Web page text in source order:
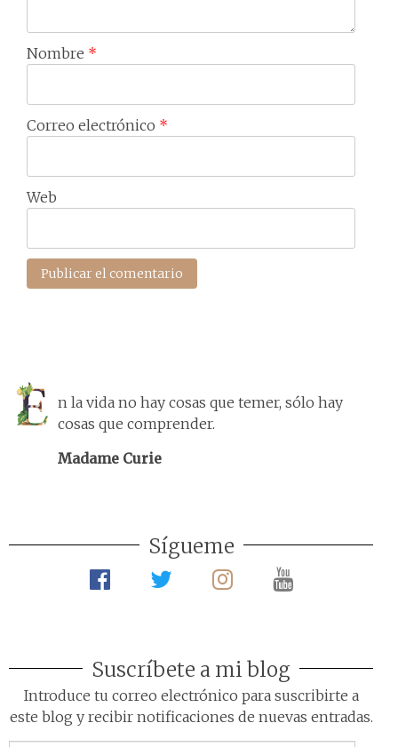
Nombre *
Correo electrónico *
Web
n la vida no hay cosas que temer, sólo hay
cosas que comprender.
Madame Curie
Sígueme
Suscríbete a mi blog
Introduce tu correo electrónico para suscribirte a
este blog y recibir notificaciones de nuevas entradas.